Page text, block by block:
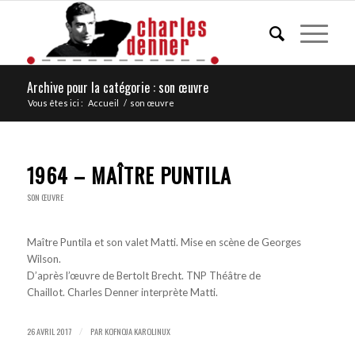
Archive pour la catégorie : son œuvre
Vous êtes ici : Accueil / son œuvre
1964 – MAÎTRE PUNTILA
SON ŒUVRE
Maître Puntila et son valet Matti. Mise en scène de Georges
Wilson.
D’après l’œuvre de Bertolt Brecht. TNP Théâtre de
Chaillot. Charles Denner interprète Matti.
26 AVRIL 2017 / PAR KOFNOJA KAROLINUX